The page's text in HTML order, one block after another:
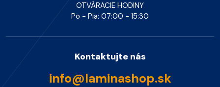
OTVÁRACIE HODINY
Po - Pia: 07:00 - 15:30
Kontaktujte nás
info@laminashop.sk